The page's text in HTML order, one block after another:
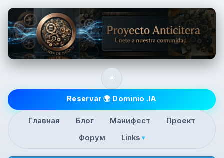
Top level
Главная Блог Манифест
Проект
Форум
Links ▾
☀️
Reservar 🌍 Dominio .IA